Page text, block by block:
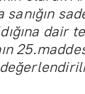
dair